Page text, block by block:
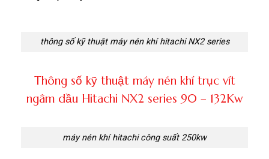
thông số kỹ thuật máy nén khí hitachi NX2 series
Thông số kỹ thuật máy nén khí trục vít
ngâm dầu Hitachi NX2 series 90 – 132Kw
máy nén khí hitachi công suất 250kw